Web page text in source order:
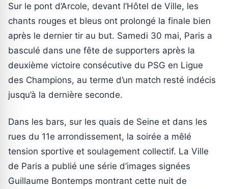
Sur le pont d’Arcole, devant l’Hôtel de Ville, les
chants rouges et bleus ont prolongé la finale bien
après le dernier tir au but. Samedi 30 mai, Paris a
basculé dans une fête de supporters après la
deuxième victoire consécutive du PSG en Ligue
des Champions, au terme d’un match resté indécis
jusqu’à la dernière seconde.
Dans les bars, sur les quais de Seine et dans les
rues du 11e arrondissement, la soirée a mêlé
tension sportive et soulagement collectif. La Ville
de Paris a publié une série d’images signées
Guillaume Bontemps montrant cette nuit de